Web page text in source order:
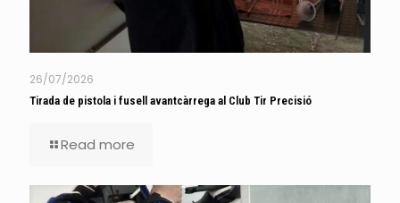
26/07/2026
Tirada de pistola i fusell avantcàrrega al Club Tir Precisió
Read more